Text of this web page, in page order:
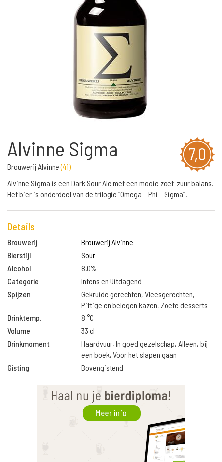
7,0
Alvinne Sigma
Brouwerij Alvinne(41)
Alvinne Sigma is een Dark Sour Ale met een mooie zoet-zuur balans.
Het bier is onderdeel van de trilogie “Omega – Phi – Sigma”.
Details
Brouwerij
Brouwerij Alvinne
Bierstijl
Sour
Alcohol
8.0%
Categorie
Intens en Uitdagend
Spijzen
Gekruide gerechten, Vleesgerechten,
Pittige en belegen kazen, Zoete desserts
Drinktemp.
8 °C
Volume
33 cl
Drinkmoment
Haardvuur, In goed gezelschap, Alleen, bij
een boek, Voor het slapen gaan
Gisting
Bovengistend